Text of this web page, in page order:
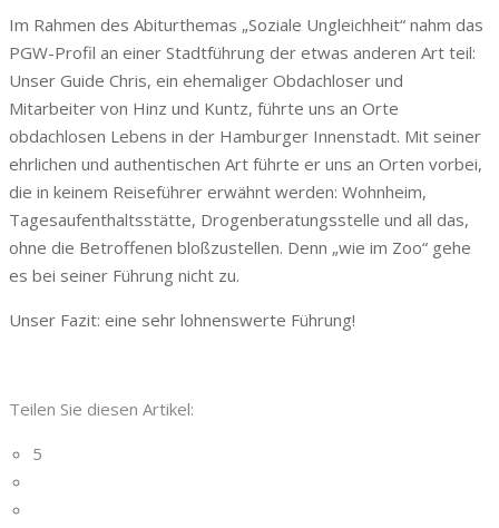
Im Rahmen des Abiturthemas „Soziale Ungleichheit“ nahm das
PGW-Profil an einer Stadtführung der etwas anderen Art teil:
Unser Guide Chris, ein ehemaliger Obdachloser und
Mitarbeiter von Hinz und Kuntz, führte uns an Orte
obdachlosen Lebens in der Hamburger Innenstadt. Mit seiner
ehrlichen und authentischen Art führte er uns an Orten vorbei,
die in keinem Reise­führer erwähnt wer­den: Wohnheim,
Tagesaufenthaltsstätte, Drogenberatungsstelle und all das,
ohne die Betroffenen bloßzustellen. Denn „wie im Zoo“ gehe
es bei seiner Führung nicht zu.
Unser Fazit: eine sehr lohnenswerte Führung!
Teilen Sie diesen Artikel:
5